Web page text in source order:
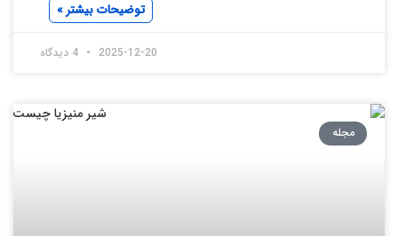
توضیحات بیشتر »
2025-12-20
مجله